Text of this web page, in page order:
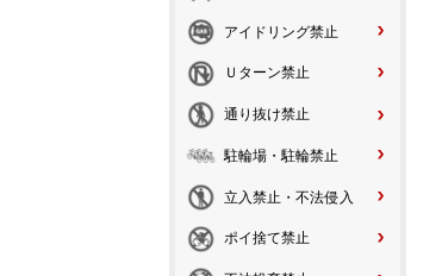
アイドリング禁止
Ｕターン禁止
通り抜け禁止
駐輪場・駐輪禁止
立入禁止・不法侵入
ポイ捨て禁止